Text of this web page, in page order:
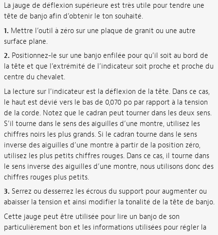
La jauge de déflexion supérieure est très utile pour tendre une
tête de banjo afin d’obtenir le ton souhaité.
1. Mettre l’outil à zéro sur une plaque de granit ou une autre
surface plane.
2. Positionnez-le sur une banjo enfilée pour qu’il soit au bord de
la tête et que l’extrémité de l’indicateur soit proche et proche du
centre du chevalet.
La lecture sur l'indicateur est la déflexion de la tête. Dans ce cas,
le haut est dévié vers le bas de 0,070 po par rapport à la tension
de la corde. Notez que le cadran peut tourner dans les deux sens.
S’il tourne dans le sens des aiguilles d’une montre, utilisez les
chiffres noirs les plus grands. Si le cadran tourne dans le sens
inverse des aiguilles d’une montre à partir de la position zéro,
utilisez les plus petits chiffres rouges. Dans ce cas, il tourne dans
le sens inverse des aiguilles d’une montre, nous utilisons donc des
chiffres rouges plus petits.
3. Serrez ou desserrez les écrous du support pour augmenter ou
abaisser la tension et ainsi modifier la tonalité de la tête de banjo.
Cette jauge peut être utilisée pour lire un banjo de son
particulièrement bon et les informations utilisées pour régler la